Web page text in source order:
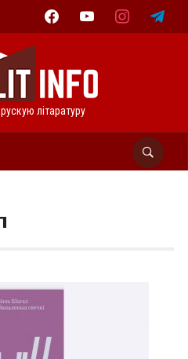
facebookyoutube instagramtelegram
літаратуру